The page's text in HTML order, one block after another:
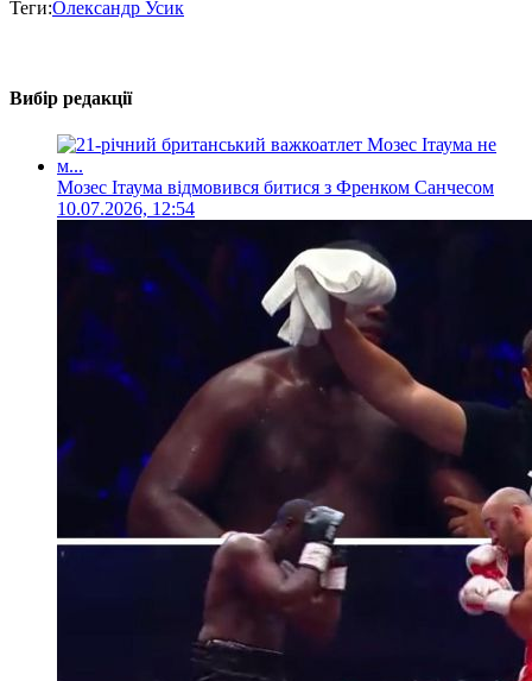
Теги:Олександр Усик
Вибір редакції
Мозес Ітаума відмовився битися з Френком Санчесом
10.07.2026, 12:54